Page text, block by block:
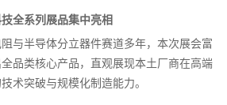
全系列展品集中亮相
与半导体分立器件赛道多年，本次展会富
品类核心产品，直观展现本土厂商在高端
术突破与规模化制造能力。